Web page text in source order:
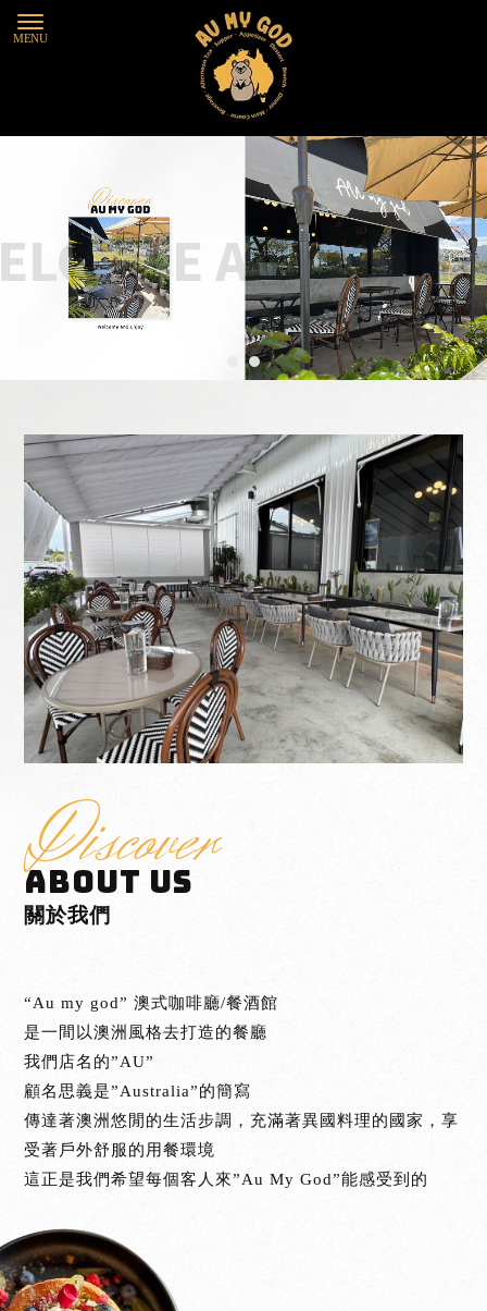
台中咖啡廳
北屯咖啡廳
西屯咖啡廳
咖啡廳推薦
Discover
ABOUT US
關於我們
“Au my god” 澳式咖啡廳/餐酒館
是一間以澳洲風格去打造的餐廳
我們店名的”AU”
顧名思義是”Australia”的簡寫
傳達著澳洲悠閒的生活步調，充滿著異國料理的國家，享
受著戶外舒服的用餐環境
這正是我們希望每個客人來”Au My God”能感受到的